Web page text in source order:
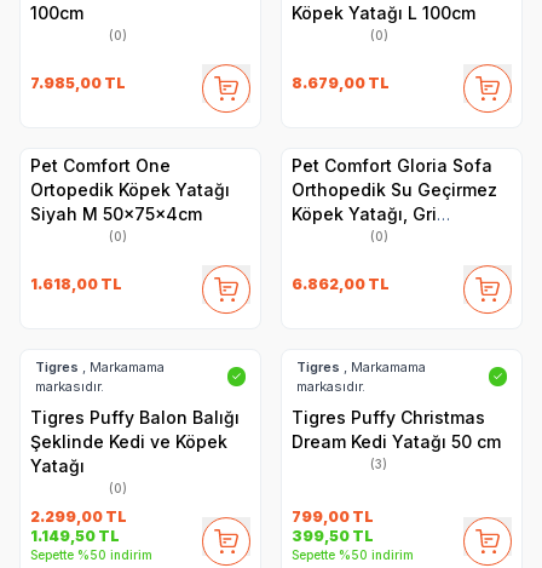
100cm
(0)
7.985,00 TL
Köpek Yatağı L 100cm
(0)
8.679,00 TL
Pet Comfort One
Ortopedik Köpek Yatağı
Siyah M 50x75x4cm
(0)
1.618,00 TL
Pet Comfort Gloria Sofa
Orthopedik Su Geçirmez
Köpek Yatağı, Gri
120x80x10cm
(0)
6.862,00 TL
Tigres
, Markamama
markasıdır.
✓
Tigres Puffy Balon Balığı
Şeklinde Kedi ve Köpek
Yatağı
(0)
2.299,00 TL
1.149,50 TL
Sepette %50 indirim
Tigres
, Markamama
markasıdır.
✓
Tigres Puffy Christmas
Dream Kedi Yatağı 50 cm
(3)
799,00 TL
399,50 TL
Sepette %50 indirim